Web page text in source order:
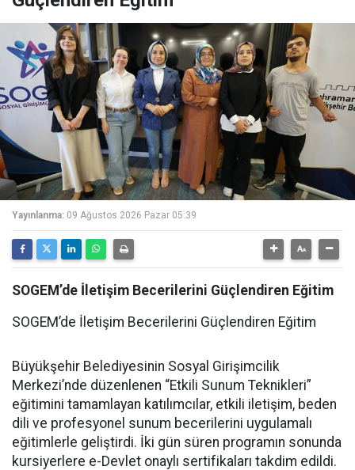
Yayınlanma: 09 Ağustos 2026 Pazar 05:39
SOGEM’de İletişim Becerilerini Güçlendiren Eğitim
SOGEM’de İletişim Becerilerini Güçlendiren Eğitim
Büyükşehir Belediyesinin Sosyal Girişimcilik
Merkezi’nde düzenlenen “Etkili Sunum Teknikleri”
eğitimini tamamlayan katılımcılar, etkili iletişim, beden
dili ve profesyonel sunum becerilerini uygulamalı
eğitimlerle geliştirdi. İki gün süren programın sonunda
kursiyerlere e-Devlet onaylı sertifikaları takdim edildi.